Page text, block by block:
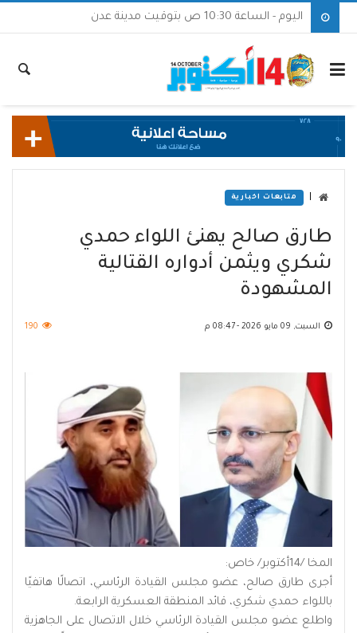
اليوم - الساعة 10:30 ص بتوقيت مدينة عدن
متابعات اخبارية
طارق صالح يهنئ اللواء حمدي
شكري ويثمن أدواره القتالية
المشهودة
السبت, 09 مايو 2026 - 08:47 م 190
المخا /14أكتوبر/ خاص:
أجرى طارق صالح، عضو مجلس القيادة الرئاسي، اتصالًا هاتفيًا
باللواء حمدي شكري، قائد المنطقة العسكرية الرابعة.
واطلع عضو مجلس القيادة الرئاسي خلال الاتصال على الجاهزية